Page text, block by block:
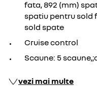
fata, 892 (mm)
spatiu pentru sold
sold spate
Cruise control
Scaune: 5
vezi mai multe